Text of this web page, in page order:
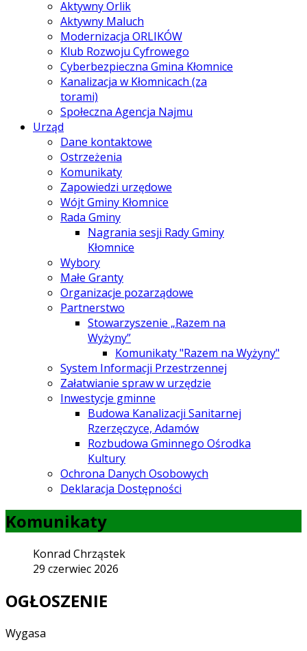
Aktywny Orlik
Aktywny Maluch
Modernizacja ORLIKÓW
Klub Rozwoju Cyfrowego
Cyberbezpieczna Gmina Kłomnice
Kanalizacja w Kłomnicach (za
torami)
Społeczna Agencja Najmu
Urząd
Dane kontaktowe
Ostrzeżenia
Komunikaty
Zapowiedzi urzędowe
Wójt Gminy Kłomnice
Rada Gminy
Nagrania sesji Rady Gminy
Kłomnice
Wybory
Małe Granty
Organizacje pozarządowe
Partnerstwo
Stowarzyszenie „Razem na
Wyżyny”
Komunikaty "Razem na Wyżyny"
System Informacji Przestrzennej
Załatwianie spraw w urzędzie
Inwestycje gminne
Budowa Kanalizacji Sanitarnej
Rzerzęczyce, Adamów
Rozbudowa Gminnego Ośrodka
Kultury
Ochrona Danych Osobowych
Deklaracja Dostępności
Komunikaty
Konrad Chrząstek
29 czerwiec 2026
OGŁOSZENIE
Wygasa